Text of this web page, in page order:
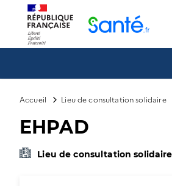
Accueil Lieu de consultation solidaire
EHPAD
Lieu de consultation
Panneau de gestion des cookies